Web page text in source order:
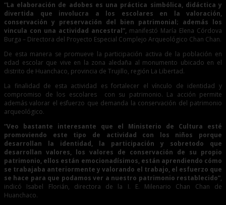
“La elaboración de adobes es una práctica simbólica, didáctica y
divertida que involucra a los escolares en la valoración,
conservación y preservación del bien patrimonial; además los
vincula con una actividad ancestral”, manifestó María Elena Córdova
Burga – Directora del Proyecto Especial Complejo Arqueológico Chan Chan.
De esta manera se promueve la participación activa de la población en
edad escolar que vive en la zona aledaña al monumento ubicado en el
distrito de Huanchaco, provincia de Trujillo, región La Libertad.
La finalidad de esta actividad es fortalecer el vínculo de identidad y
compromiso de los escolares con su patrimonio. La acción permite
además valorar el esfuerzo que demanda la conservación del patrimonio
arqueológico.
“Veo bastante interesante que el Ministerio de Cultura esté
promoviendo este tipo de actividad con los niños porque
desarrollan la identidad, la participación y sobretodo que
desarrollan valores, los valores de conservación de su propio
patrimonio, ellos están emocionadísimos, están aprendiendo cómo
se trabajaba anteriormente y valorando el trabajo, el esfuerzo que
se hace para que podamos ver a nuestro patrimonio restablecido”,
indicó Isabel Florián, directora de la I. E. Milenario Chan Chan de
Huanchaco.